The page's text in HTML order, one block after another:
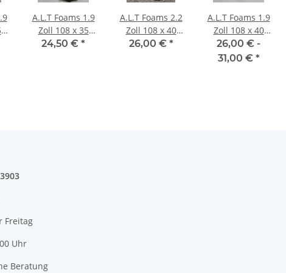
A.L.T Foams 1.9
Zoll 108 x 35
mm Super Soft
24,50 € *
A.L.T Foams 2.2
Zoll 108 x 40
mm (2 Stück)
26,00 € *
A.L.T Foams 1.9
Zoll 108 x 40
mm Super Soft
(2 Stück)
26,00 € -
31,00 € *
Freitag
Uhr
Beratung